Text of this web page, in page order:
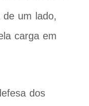
um lado,
carga em
dos